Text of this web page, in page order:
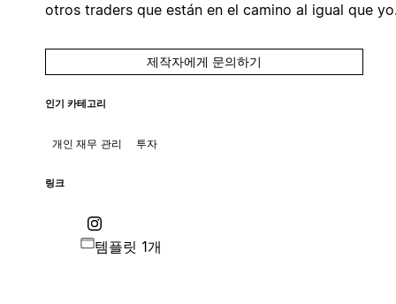
otros traders que están en el camino al igual que
제작자에게 문의하기
인기 카테고리
개인 재무 관리 투자
링크
템플릿 1개